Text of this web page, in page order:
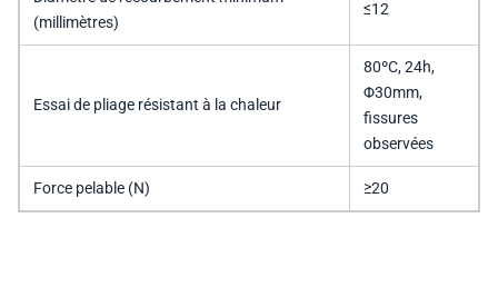
(millimètres)
≤12
Essai de pliage résistant à la chaleur
80ºC, 24h,
Φ30mm,
fissures
observées
Force pelable (N) ≥20